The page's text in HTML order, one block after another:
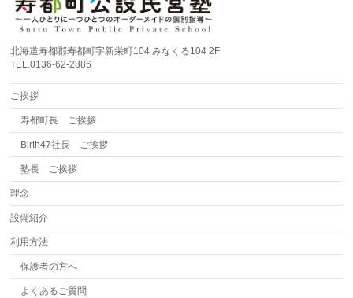
北海道寿都郡寿都町字新栄町104 みなくる104 2F
TEL.0136-62-2886
ご挨拶
寿都町長 ご挨拶
Birth47社長 ご挨拶
塾長 ご挨拶
理念
設備紹介
利用方法
保護者の方へ
よくあるご質問